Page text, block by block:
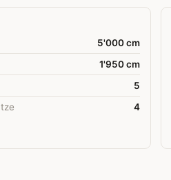
5'000 cm
1'950 cm
5
4